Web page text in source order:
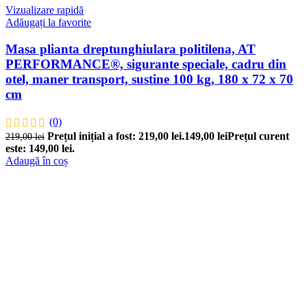
Vizualizare rapidă
Adăugați la favorite
Masa plianta dreptunghiulara politilena, AT
PERFORMANCE®, sigurante speciale, cadru din
otel, maner transport, sustine 100 kg, 180 x 72 x 70
cm
(0)
219,00lei Prețul inițial a fost: 219,00 lei.149,00 leiPrețul curent
este: 149,00 lei.
Adaugă în coș